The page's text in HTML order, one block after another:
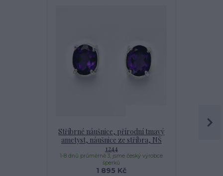
Stříbrné náušnice, přírodní tmavý
ametyst, náušnice ze stříbra, NŠ
1244
1 895 Kč
1-8 dnů průměrně 3, jsme český výrobce
šperků